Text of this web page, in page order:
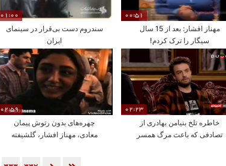
00:51
مهناز افشار: بعد از 15 سال
سیگار را ترک کردم!
01:00
سندروم دست بی‌قرار در سینمای
ایران
02:23
خاطره تلخ بنیامن بهادری از
تصادفی که باعث مرگ همسر
02:59
چهره‌های بدون رتوش پیمان
معادی، مهناز افشار، گلشیفته